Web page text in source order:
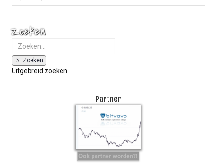
Zoeken
Zoeken
Uitgebreid zoeken
Partner